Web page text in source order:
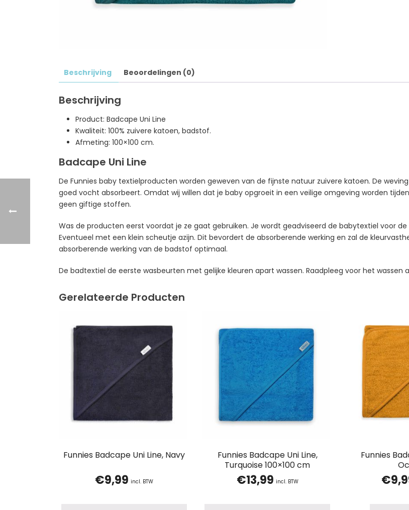
Beschrijving Beoordelingen (0)
Beschrijving
Product: Badcape Uni Line
Kwaliteit: 100% zuivere katoen, badstof.
Afmeting: 100×100 cm.
Badcape Uni Line
De Funnies baby textielproducten worden geweven van de fijnste natuur zuivere katoen. De
goed vocht absorbeert. Omdat wij willen dat je baby opgroeit in een veilige omgeving worden
geen giftige stoffen.
Was de producten eerst voordat je ze gaat gebruiken. Je wordt geadviseerd de babytextiel voor
Eventueel met een klein scheutje azijn. Dit bevordert de absorberende werking en zal de
absorberende werking van de badstof optimaal.
De badtextiel de eerste wasbeurten met gelijke kleuren apart wassen. Raadpleeg voor het
Gerelateerde Producten
Funnies Badcape Uni Line, Navy
€9,99 incl. BTW
Funnies Badcape Uni Line,
Turquoise 100×100 cm
€13,99 incl. BTW
Funnies
€